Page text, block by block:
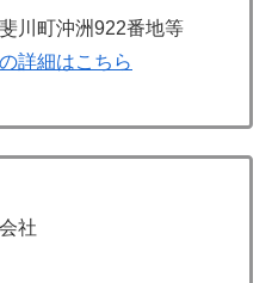
川町沖洲922番地等
詳細はこちら
社